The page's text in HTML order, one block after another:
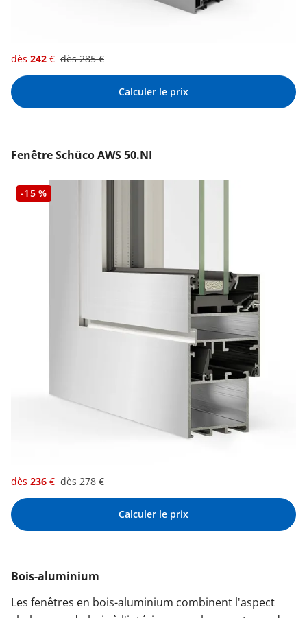
dès 242 € dès285€
Calculer le prix
Fenêtre Schüco AWS 50.NI
-15 %
dès 236 € dès278€
Calculer le prix
Bois-aluminium
Les fenêtres en bois-aluminium combinent l'aspect